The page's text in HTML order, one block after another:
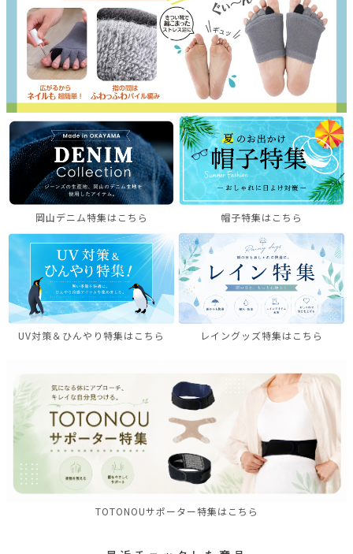
岡山デニム特集はこちら 帽子特集はこちら
UV対策＆ひんやり特集はこちら レイングッズ特集はこちら
TOTONOUサポーター特集はこちら